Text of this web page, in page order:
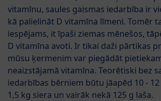
vitamīnu, saules gaismas iedarbība ir
kā palielināt D vitamīna līmeni. Tomēr
iespējams, it īpaši ziemas mēnešos,
D vitamīna avoti. Ir tikai daži pārtikas
mūsu ķermenim var piegādāt
neaizstājamā vitamīna. Teorētiski bez
iedarbības bērniem būtu jāapēd 10 -
1,5 kg siera un vairāk nekā 125 g laša.